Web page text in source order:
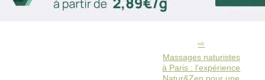
Massages naturistes
à Paris : l’expérience
Natur&Zen pour une